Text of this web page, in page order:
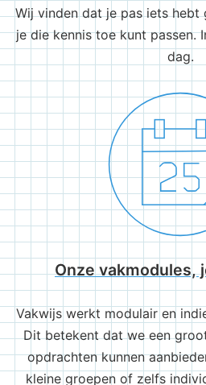
Wij vinden dat je pas iets hebt
je die kennis toe kunt passen.
dag.
Onze vakmodules,
Vakwijs werkt modulair en
Dit betekent dat we een
opdrachten kunnen
kleine groepen of zelfs